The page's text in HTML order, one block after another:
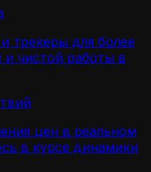
трекеры для более
и чистой работы в
цен в реальном
в курсе динамики